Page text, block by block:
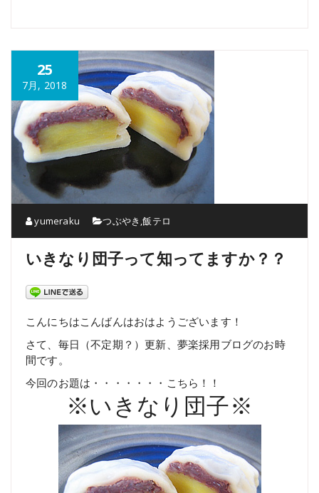
25
7月, 2018
yumeraku つぶやき ,飯テロ
いきなり団子って知ってますか？？
こんにちはこんばんはおはようございます！
さて、毎日（不定期？）更新、夢楽採用ブログのお時
間です。
今回のお題は・・・・・・・こちら！！
※いきなり団子※